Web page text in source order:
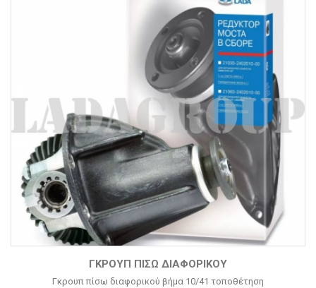
ΓΚΡΟΥΠ ΠΊΣΩ ΔΙΑΦΟΡΙΚΟΎ
Γκρουπ πίσω διαφορικού βήμα 10/41 τοποθέτηση